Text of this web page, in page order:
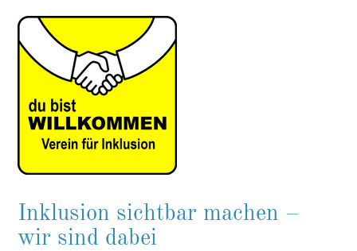
Inklusion sichtbar machen –
wir sind dabei